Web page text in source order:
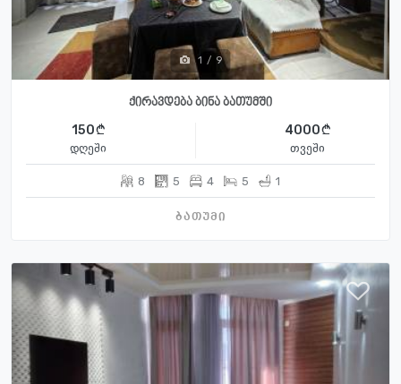
1 / 9
ქირავდება ბინა ბათუმში
150
დღეში
4000
თვეში
8 5 4 5 1
ბათუმი